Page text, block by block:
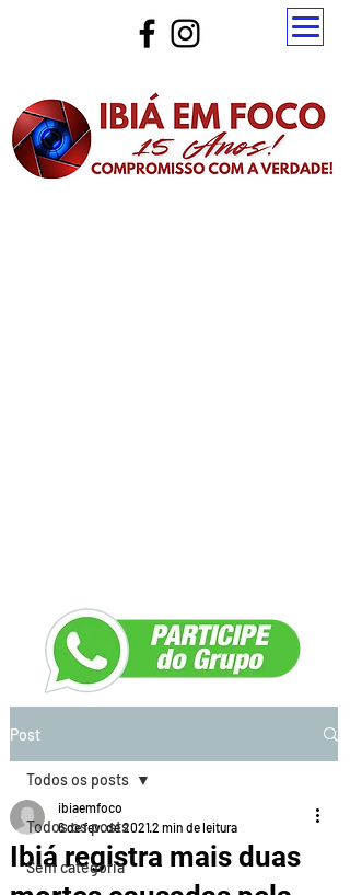
Post
Todos os posts
Sem categoria
Todos os posts
Ibiá registra mais duas
ibiaemfoco
6 de fev. de 20212 min de leitura